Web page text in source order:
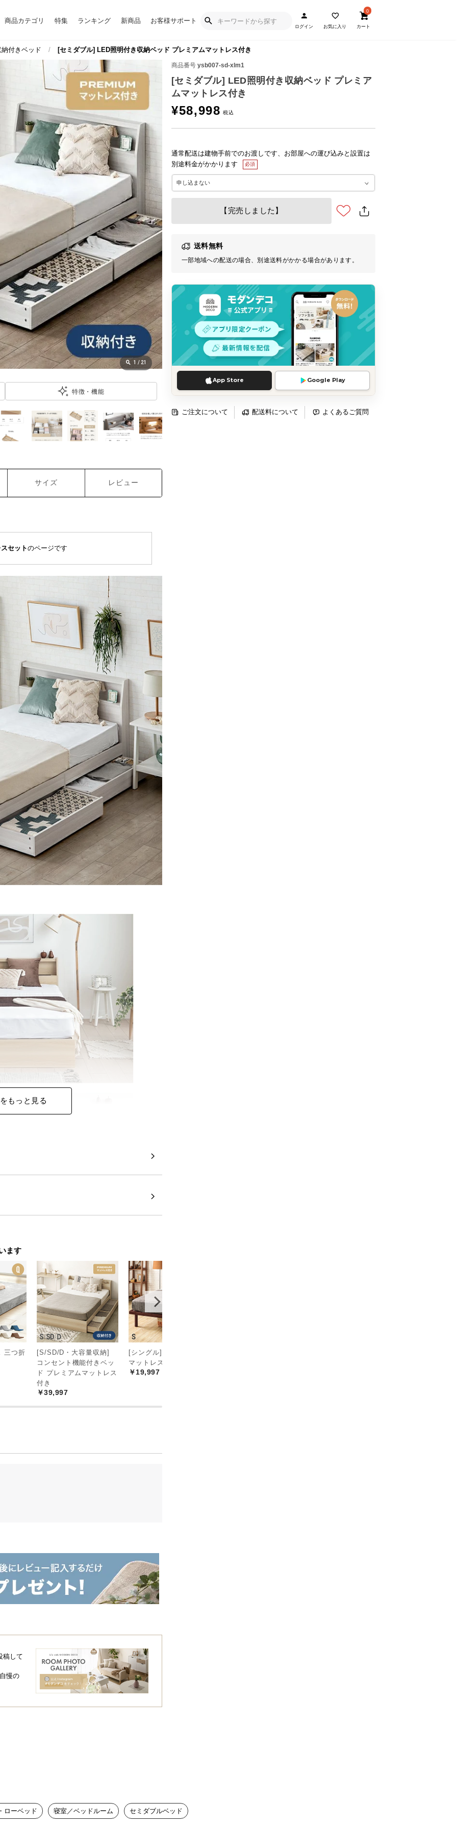
商品カテゴリ 特集 ランキング 新商品 お客様サポート
ログイン お気に入り
0
カート
付きベッド [セミダブル] LED照明付き収納ベッド プレミアムマットレス付き
商品番号 ysb007-sd-xlm1
[セミダブル] LED照明付き収納ベッド プレミア
ムマットレス付き
¥58,998
通常配送は建物手前でのお渡しです、お部屋への運び込みと設置は
別途料金がかかります
【完売しました】
送料無料
一部地域への配送の場合、別途送料がかかる場合があります。
App Store Google Play
ご注文について 配送料について よくあるご質問
1 / 21
特徴・機能
サイズ レビュー
セットのページです
もっと見る
ます
三つ折
[S/SD/D・大容量収納]
コンセント機能付きベッ
ド プレミアムマットレス
付き
￥39,997
[シングル] すのこベッド
マットレス付き
￥19,997
稿して
慢の
ローベッド 寝室／ベッドルーム セミダブルベッド